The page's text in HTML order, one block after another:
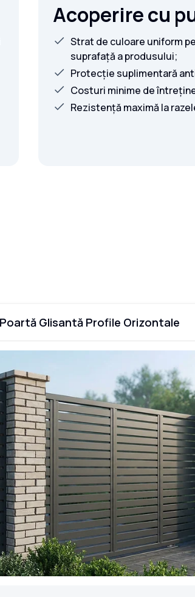
Acoperire cu
Strat de culoare uniform
suprafață a produsului;
Protecție suplimentară
Costuri minime de
Rezistență maximă la
Poartă Glisantă Profile Orizontale